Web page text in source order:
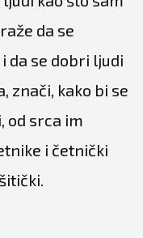
da se
da se dobri ljudi
znači, kako bi se
od srca im
i četnički